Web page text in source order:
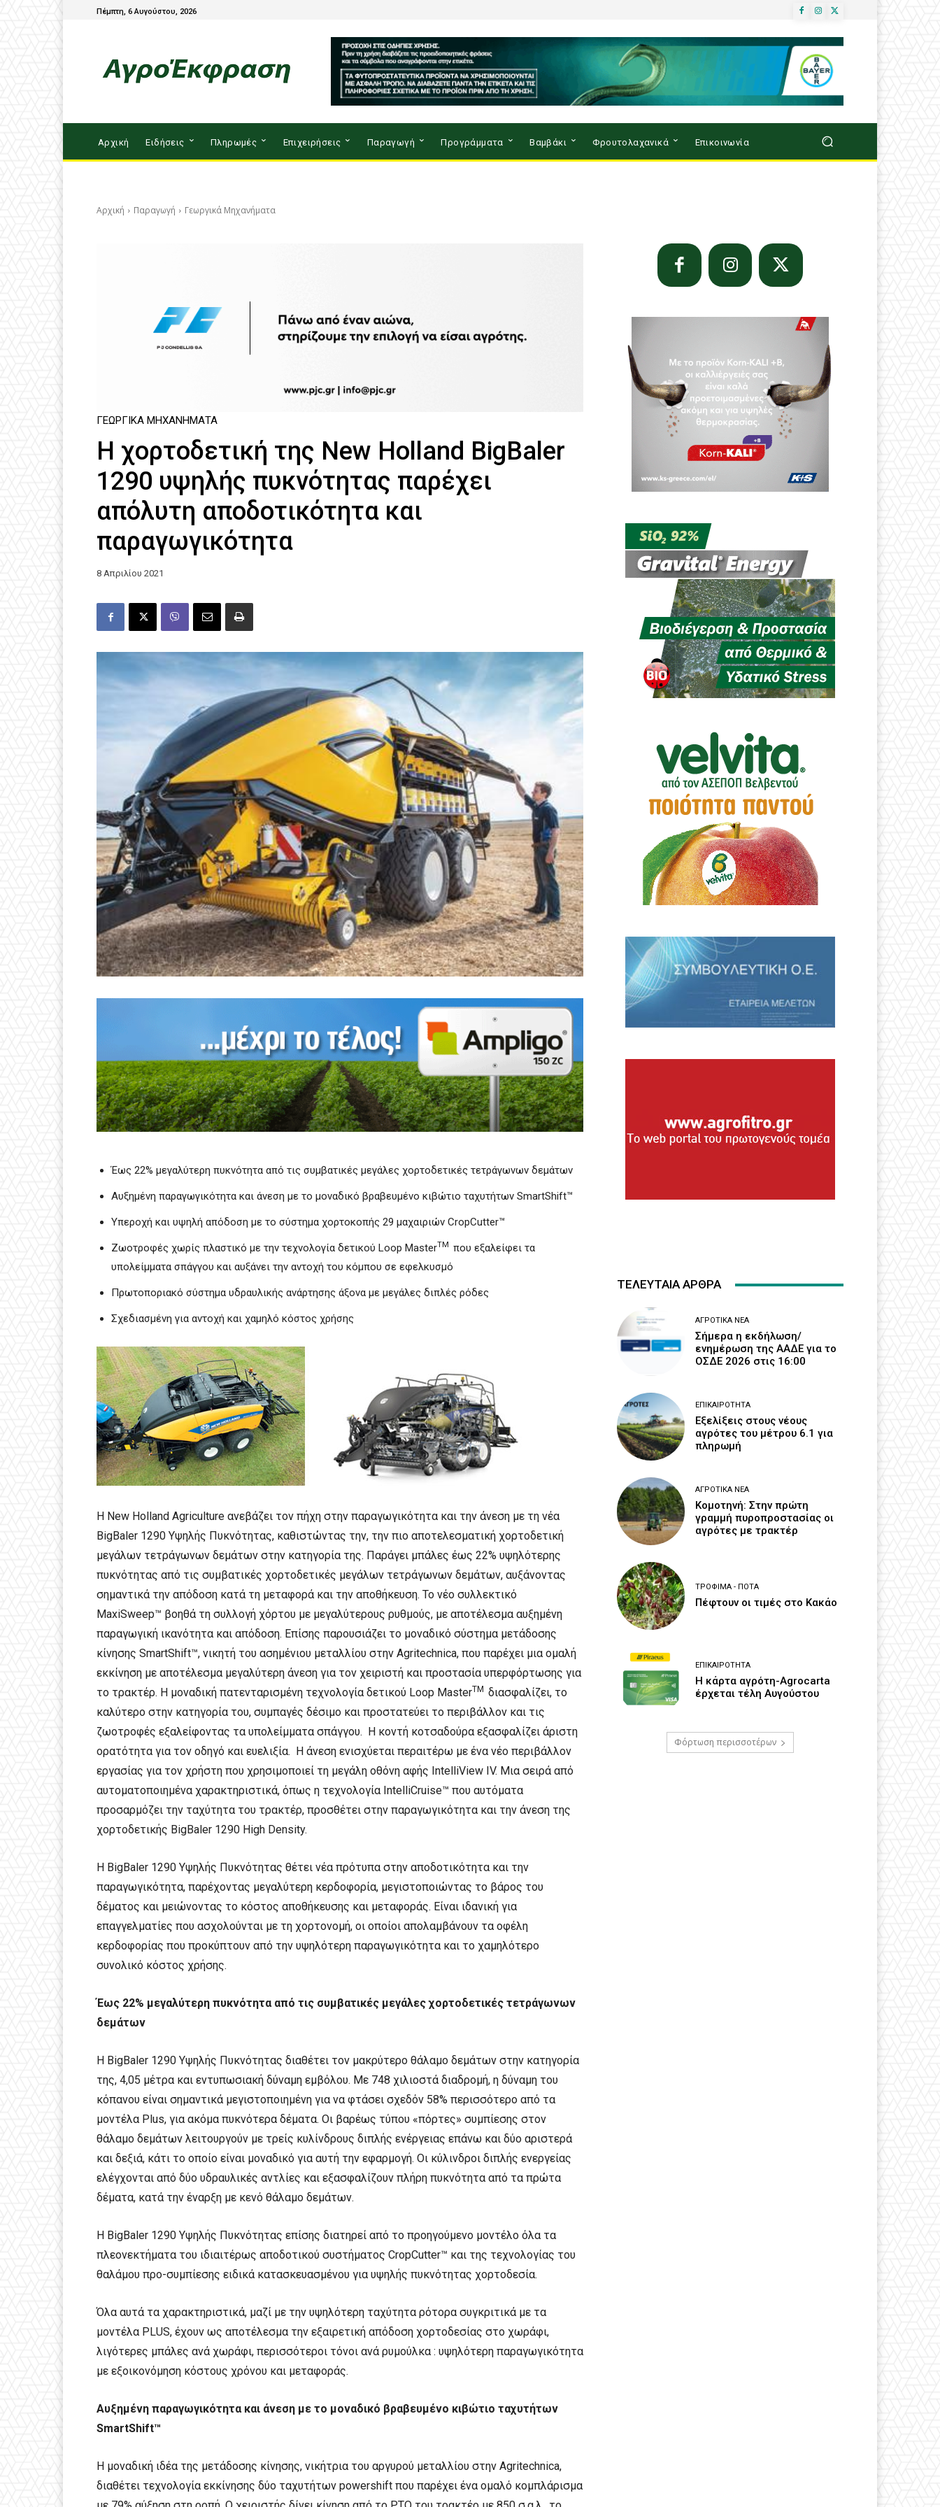
Πέμπτη, 6 Αυγούστου, 2026
Αρχική Ειδήσεις Πληρωμές Επιχειρήσεις Παραγωγή Προγράμματα Βαμβάκι Φρουτολαχανικά Επικοινωνία
Αρχική Παραγωγή Γεωργικά Μηχανήματα
ΓΕΩΡΓΙΚΆ ΜΗΧΑΝΉΜΑΤΑ
Η χορτοδετική της New Holland BigBaler
1290 υψηλής πυκνότητας παρέχει
απόλυτη αποδοτικότητα και
παραγωγικότητα
8 Απριλίου 2021
Έως 22% μεγαλύτερη πυκνότητα από τις συμβατικές μεγάλες χορτοδετικές τετράγωνων δεμάτων
Αυξημένη παραγωγικότητα και άνεση με το μοναδικό βραβευμένο κιβώτιο ταχυτήτων SmartShift™
Υπεροχή και υψηλή απόδοση με το σύστημα χορτοκοπής 29 μαχαιριών CropCutter™
Ζωοτροφές χωρίς πλαστικό με την τεχνολογία δετικού Loop MasterTM που εξαλείφει τα
υπολείμματα σπάγγου και αυξάνει την αντοχή του κόμπου σε εφελκυσμό
Πρωτοποριακό σύστημα υδραυλικής ανάρτησης άξονα με μεγάλες διπλές ρόδες
Σχεδιασμένη για αντοχή και χαμηλό κόστος χρήσης
Η New Holland Agriculture ανεβάζει τον πήχη στην παραγωγικότητα και την άνεση με τη νέα
BigBaler 1290 Υψηλής Πυκνότητας, καθιστώντας την, την πιο αποτελεσματική χορτοδετική
μεγάλων τετράγωνων δεμάτων στην κατηγορία της. Παράγει μπάλες έως 22% υψηλότερης
πυκνότητας από τις συμβατικές χορτοδετικές μεγάλων τετράγωνων δεμάτων, αυξάνοντας
σημαντικά την απόδοση κατά τη μεταφορά και την αποθήκευση. Το νέο συλλεκτικό
MaxiSweep™ βοηθά τη συλλογή χόρτου με μεγαλύτερους ρυθμούς, με αποτέλεσμα αυξημένη
παραγωγική ικανότητα και απόδοση. Επίσης παρουσιάζει το μοναδικό σύστημα μετάδοσης
κίνησης SmartShift™, νικητή του ασημένιου μεταλλίου στην Agritechnica, που παρέχει μια ομαλή
εκκίνηση με αποτέλεσμα μεγαλύτερη άνεση για τον χειριστή και προστασία υπερφόρτωσης για
το τρακτέρ. Η μοναδική πατενταρισμένη τεχνολογία δετικού Loop MasterTM διασφαλίζει, το
καλύτερο στην κατηγορία του, συμπαγές δέσιμο και προστατεύει το περιβάλλον και τις
ζωοτροφές εξαλείφοντας τα υπολείμματα σπάγγου. Η κοντή κοτσαδούρα εξασφαλίζει άριστη
ορατότητα για τον οδηγό και ευελιξία. Η άνεση ενισχύεται περαιτέρω με ένα νέο περιβάλλον
εργασίας για τον χρήστη που χρησιμοποιεί τη μεγάλη οθόνη αφής IntelliView IV. Μια σειρά από
αυτοματοποιημένα χαρακτηριστικά, όπως η τεχνολογία IntelliCruise™ που αυτόματα
προσαρμόζει την ταχύτητα του τρακτέρ, προσθέτει στην παραγωγικότητα και την άνεση της
χορτοδετικής BigBaler 1290 High Density.
Η BigBaler 1290 Υψηλής Πυκνότητας θέτει νέα πρότυπα στην αποδοτικότητα και την
παραγωγικότητα, παρέχοντας μεγαλύτερη κερδοφορία, μεγιστοποιώντας το βάρος του
δέματος και μειώνοντας το κόστος αποθήκευσης και μεταφοράς. Είναι ιδανική για
επαγγελματίες που ασχολούνται με τη χορτονομή, οι οποίοι απολαμβάνουν τα οφέλη
κερδοφορίας που προκύπτουν από την υψηλότερη παραγωγικότητα και το χαμηλότερο
συνολικό κόστος χρήσης.
Έως 22% μεγαλύτερη πυκνότητα από τις συμβατικές μεγάλες χορτοδετικές τετράγωνων
δεμάτων
Η BigBaler 1290 Υψηλής Πυκνότητας διαθέτει τον μακρύτερο θάλαμο δεμάτων στην κατηγορία
της, 4,05 μέτρα και εντυπωσιακή δύναμη εμβόλου. Με 748 χιλιοστά διαδρομή, η δύναμη του
κόπανου είναι σημαντικά μεγιστοποιημένη για να φτάσει σχεδόν 58% περισσότερο από τα
μοντέλα Plus, για ακόμα πυκνότερα δέματα. Οι βαρέως τύπου «πόρτες» συμπίεσης στον
θάλαμο δεμάτων λειτουργούν με τρείς κυλίνδρους διπλής ενέργειας επάνω και δύο αριστερά
και δεξιά, κάτι το οποίο είναι μοναδικό για αυτή την εφαρμογή. Οι κύλινδροι διπλής ενεργείας
ελέγχονται από δύο υδραυλικές αντλίες και εξασφαλίζουν πλήρη πυκνότητα από τα πρώτα
δέματα, κατά την έναρξη με κενό θάλαμο δεμάτων.
Η BigBaler 1290 Υψηλής Πυκνότητας επίσης διατηρεί από το προηγούμενο μοντέλο όλα τα
πλεονεκτήματα του ιδιαιτέρως αποδοτικού συστήματος CropCutter™ και της τεχνολογίας του
θαλάμου προ-συμπίεσης ειδικά κατασκευασμένου για υψηλής πυκνότητας χορτοδεσία.
Όλα αυτά τα χαρακτηριστικά, μαζί με την υψηλότερη ταχύτητα ρότορα συγκριτικά με τα
μοντέλα PLUS, έχουν ως αποτέλεσμα την εξαιρετική απόδοση χορτοδεσίας στο χωράφι,
λιγότερες μπάλες ανά χωράφι, περισσότεροι τόνοι ανά ρυμούλκα : υψηλότερη παραγωγικότητα
με εξοικονόμηση κόστους χρόνου και μεταφοράς.
Αυξημένη παραγωγικότητα και άνεση με το μοναδικό βραβευμένο κιβώτιο ταχυτήτων
SmartShift™
Η μοναδική ιδέα της μετάδοσης κίνησης, νικήτρια του αργυρού μεταλλίου στην Agritechnica,
διαθέτει τεχνολογία εκκίνησης δύο ταχυτήτων powershift που παρέχει ένα ομαλό κομπλάρισμα
ΤΕΛΕΥΤΑΙΑ ΑΡΘΡΑ
ΑΓΡΟΤΙΚΆ ΝΈΑ
Σήμερα η εκδήλωση/
ενημέρωση της ΑΑΔΕ για το
ΟΣΔΕ 2026 στις 16:00
ΕΠΙΚΑΙΡΌΤΗΤΑ
Εξελίξεις στους νέους
αγρότες του μέτρου 6.1 για
πληρωμή
ΑΓΡΟΤΙΚΆ ΝΈΑ
Κομοτηνή: Στην πρώτη
γραμμή πυροπροστασίας οι
αγρότες με τρακτέρ
ΤΡΌΦΙΜΑ - ΠΟΤΆ
Πέφτουν οι τιμές στο Κακάο
ΕΠΙΚΑΙΡΌΤΗΤΑ
Η κάρτα αγρότη-Agrocarta
έρχεται τέλη Αυγούστου
Φόρτωση περισσοτέρων